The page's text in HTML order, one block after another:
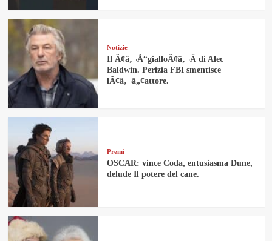
Notizie
Il Ã¢â‚¬Å“gialloÃ¢â‚¬Â di Alec
Baldwin. Perizia FBI smentisce
lÃ¢â‚¬â„¢attore.
Premi
OSCAR: vince Coda, entusiasma Dune,
delude Il potere del cane.